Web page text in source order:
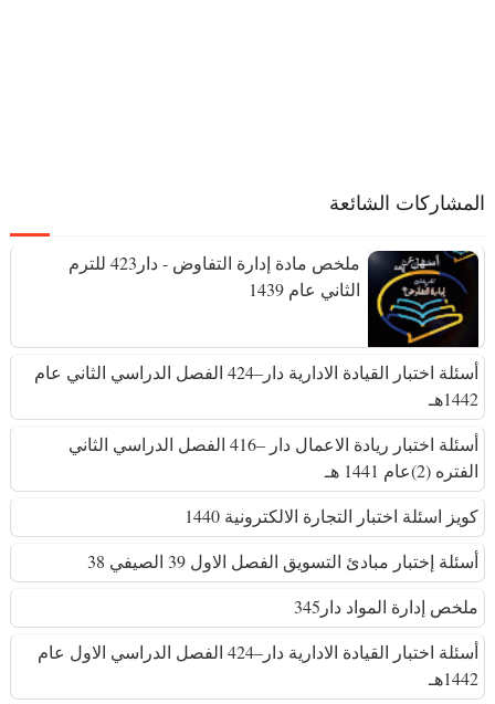
المشاركات الشائعة
ملخص مادة إدارة التفاوض - دار423 للترم
الثاني عام 1439
أسئلة اختبار القيادة الادارية دار–424 الفصل الدراسي الثاني عام
1442هـ
أسئلة اختبار ريادة الاعمال دار –416 الفصل الدراسي الثاني
الفتره (2)عام 1441 هـ
كويز اسئلة اختبار التجارة الالكترونية 1440
أسئلة إختبار مبادئ التسويق الفصل الاول 39 الصيفي 38
ملخص إدارة المواد دار345
أسئلة اختبار القيادة الادارية دار–424 الفصل الدراسي الاول عام
1442هـ